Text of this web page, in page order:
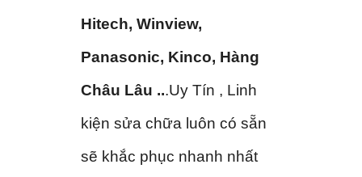
Hitech, Winview,
Panasonic, Kinco, Hàng
Châu Lâu ...Uy Tín , Linh
kiện sửa chữa luôn có sẵn
sẽ khắc phục nhanh nhất